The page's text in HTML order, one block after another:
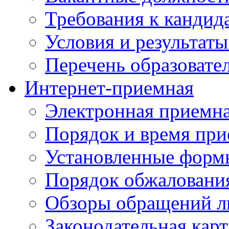
Требования к
Условия и
Перечень
Интернет-приемная
Электронная
Порядок и время
Установленные
Порядок
Обзоры обращений